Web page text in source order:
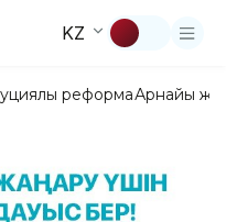
KZ
реформаАрнайы